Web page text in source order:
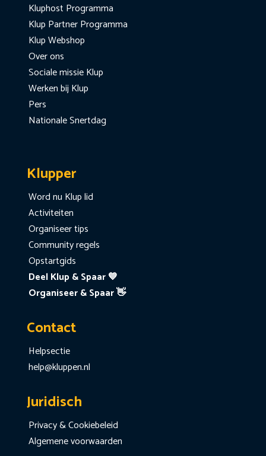
Kluphost Programma
Klup Partner Programma
Klup Webshop
Over ons
Sociale missie Klup
Werken bij Klup
Pers
Nationale Snertdag
Klupper
Word nu Klup lid
Activiteiten
Organiseer tips
Community regels
Opstartgids
Deel Klup & Spaar 💙
Organiseer & Spaar 👋
Contact
Helpsectie
help@kluppen.nl
Juridisch
Privacy & Cookiebeleid
Algemene voorwaarden